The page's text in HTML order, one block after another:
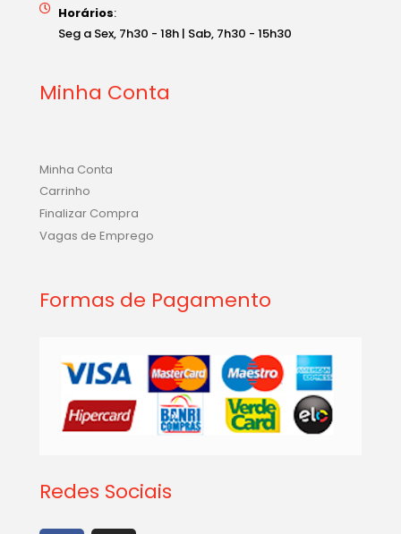
Horários:
Seg a Sex, 7h30 - 18h | Sab, 7h30 - 15h30
Minha Conta
Minha Conta
Carrinho
Finalizar Compra
Vagas de Emprego
Formas de Pagamento
Redes Sociais